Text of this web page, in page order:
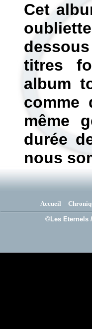
Cet
titres
album
même
durée
nous
Accueil
©Les Eternels